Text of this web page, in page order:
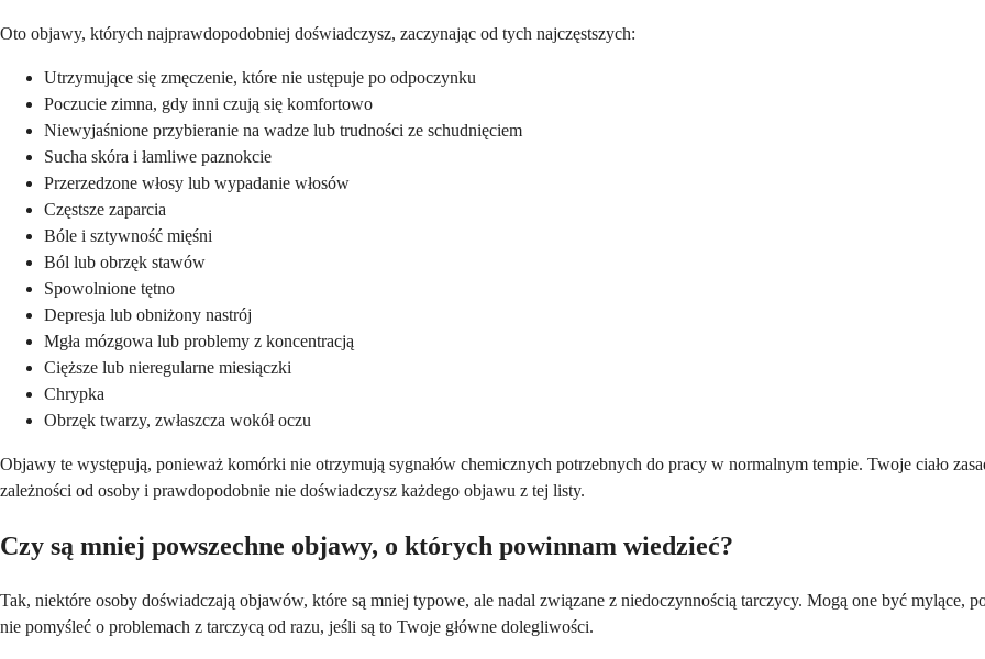
Oto objawy, których najprawdopodobniej doświadczysz, zaczynając od tych najczęstszych:
Utrzymujące się zmęczenie, które nie ustępuje po odpoczynku
Poczucie zimna, gdy inni czują się komfortowo
Niewyjaśnione przybieranie na wadze lub trudności ze schudnięciem
Sucha skóra i łamliwe paznokcie
Przerzedzone włosy lub wypadanie włosów
Częstsze zaparcia
Bóle i sztywność mięśni
Ból lub obrzęk stawów
Spowolnione tętno
Depresja lub obniżony nastrój
Mgła mózgowa lub problemy z koncentracją
Cięższe lub nieregularne miesiączki
Chrypka
Obrzęk twarzy, zwłaszcza wokół oczu
Objawy te występują, ponieważ komórki nie otrzymują sygnałów chemicznych potrzebnych do pracy w normalnym tempie. Twoje ciało
zależności od osoby i prawdopodobnie nie doświadczysz każdego objawu z tej listy.
Czy są mniej powszechne objawy, o których powinnam wiedzieć?
Tak, niektóre osoby doświadczają objawów, które są mniej typowe, ale nadal związane z niedoczynnością tarczycy. Mogą one być mylące,
nie pomyśleć o problemach z tarczycą od razu, jeśli są to Twoje główne dolegliwości.